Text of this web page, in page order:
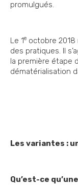
promulgués.
Le 1e octobre 2018
des pratiques. Il
la première étape
dématérialisation
Les variantes :
Qu’est-ce